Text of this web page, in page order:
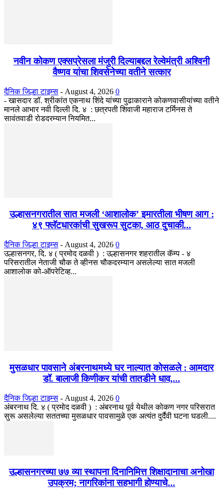
नवीन कोकण एक्सप्रेसला मंजुरी दिल्याबद्दल रेल्वेमंत्री अश्विनी
वैष्णव यांचा शिवसेनेच्या वतीने सत्कार
दैनिक जिल्हा टाइम्स - August 4, 2026 0
- खासदार डॉ. श्रीकांत एकनाथ शिंदे यांच्या पुढाकाराने कोकणवासीयांच्या वतीने
मानले आभार नवी दिल्ली दि. ४ : छत्रपती शिवाजी महाराज टर्मिनस ते
सावंतवाडी रोडदरम्यान नियमित...
उल्हासनगरातील सात मजली ‘आशालोक’ इमारतीला भीषण आग :
४९ फ्लॅटधारकांची सुखरूप सुटका, आठ दुचाकी...
दैनिक जिल्हा टाइम्स - August 4, 2026 0
उल्हासनगर, दि. ४ ( प्रमोद दळवी ) : उल्हासनगर शहरातील कॅम्प - ४
परिसरातील नेताजी चौक ते व्हीनस चौकदरम्यान असलेल्या सात मजली
आशालोक को-ऑपरेटिव्ह...
मुसळधार पावसाने अंबरनाथमध्ये घर नाल्यात कोसळले : आमदार
डॉ. बालाजी किणीकर यांची तातडीने धाव,...
दैनिक जिल्हा टाइम्स - August 4, 2026 0
अंबरनाथ दि. ४ ( प्रमोद दळवी ) : अंबरनाथ पूर्व येथील कोकण नगर परिसरात
सुरू असलेल्या सततच्या मुसळधार पावसामुळे एक अत्यंत दुर्दैवी घटना घडली....
उल्हासनगरच्या ७७ व्या स्थापना दिनानिमित्त शिक्षादानाचा अनोखा
उपक्रम; नागरिकांना सहभागी होण्याचे...